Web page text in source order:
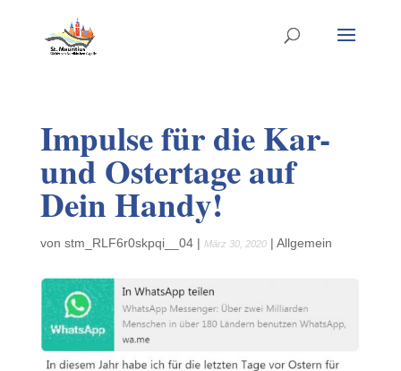
Impulse für die Kar-
und Ostertage auf
Dein Handy!
von stm_RLF6r0skpqi__04| März 30, 2020| Allgemein